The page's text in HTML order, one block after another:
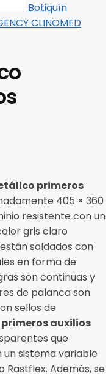
Botiquín
CLINOMED
primeros
405 × 360
resistente con un
gris claro
soldados con
en forma de
son continuas y
de palanca son
sellos de
auxilios
que
un sistema variable
Rastflex. Además, se